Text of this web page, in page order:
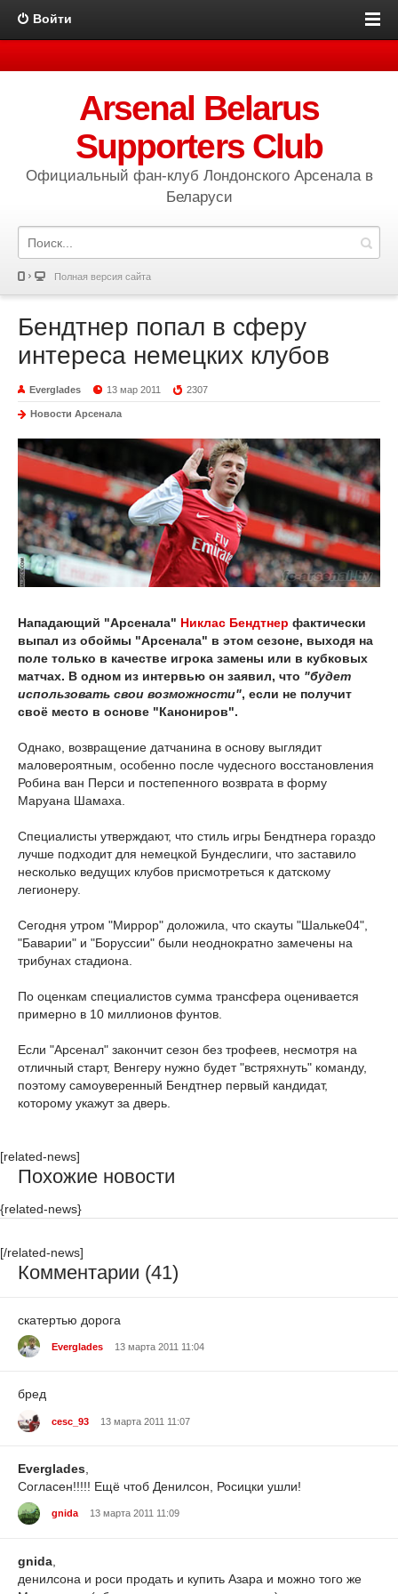
Войти
Arsenal Belarus
Supporters Club
Официальный фан-клуб Лондонского Арсенала в
Беларуси
Полная версия сайта
Бендтнер попал в сферу
интереса немецких клубов
Everglades 13 мар 2011 2307
Новости Арсенала
Нападающий "Арсенала" Никлас Бендтнер фактически
выпал из обоймы "Арсенала" в этом сезоне, выходя на
поле только в качестве игрока замены или в кубковых
матчах. В одном из интервью он заявил, что "будет
использовать свои возможности", если не получит
своё место в основе "Канониров".
Однако, возвращение датчанина в основу выглядит
маловероятным, особенно после чудесного восстановления
Робина ван Перси и постепенного возврата в форму
Маруана Шамаха.
Специалисты утверждают, что стиль игры Бендтнера гораздо
лучше подходит для немецкой Бундеслиги, что заставило
несколько ведущих клубов присмотреться к датскому
легионеру.
Сегодня утром "Миррор" доложила, что скауты "Шальке04",
"Баварии" и "Боруссии" были неоднократно замечены на
трибунах стадиона.
По оценкам специалистов сумма трансфера оценивается
примерно в 10 миллионов фунтов.
Если "Арсенал" закончит сезон без трофеев, несмотря на
отличный старт, Венгеру нужно будет "встряхнуть" команду,
поэтому самоуверенный Бендтнер первый кандидат,
которому укажут за дверь.
[related-news]
Похожие новости
{related-news}
[/related-news]
Комментарии (41)
скатертью дорога
Everglades 13 марта 2011 11:04
бред
cesc_93 13 марта 2011 11:07
Everglades,
Согласен!!!!! Ещё чтоб Денилсон, Росицки ушли!
gnida 13 марта 2011 11:09
gnida
денилсона и роси продать и купить Азара и можно того же